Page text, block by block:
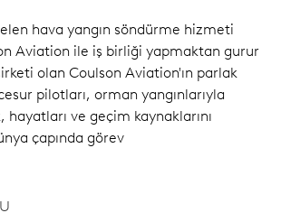
hava yangın söndürme hizmeti
Aviation ile iş birliği yapmaktan gurur
olan Coulson Aviation'ın parlak
pilotları, orman yangınlarıyla
ve geçim kaynaklarını
çapında görev